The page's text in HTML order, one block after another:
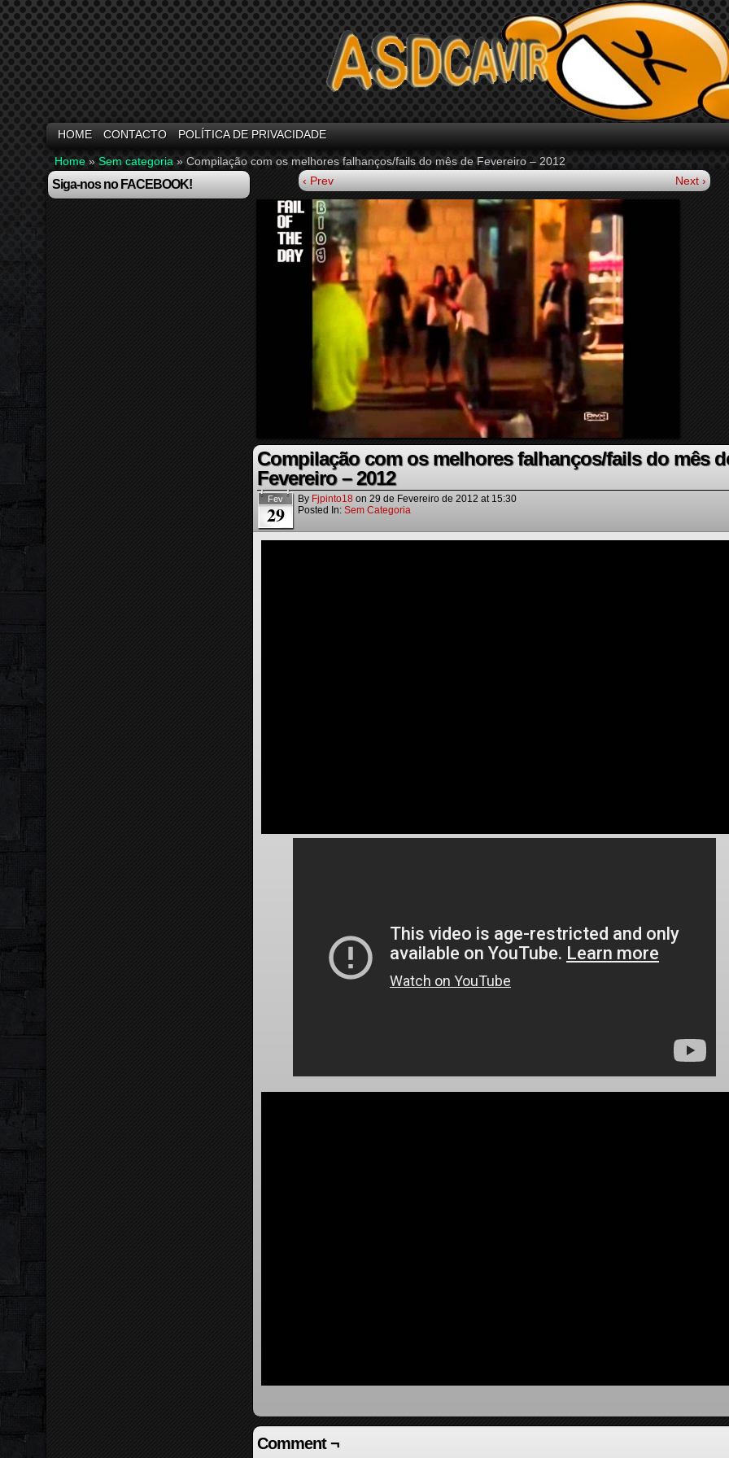
HOME CONTACTO POLÍTICA DE PRIVACIDADE
Home » Sem categoria » Compilação com os melhores falhanços/fails do mês de Fevereiro – 2012
Siga-nos no FACEBOOK! ‹ Prev Next ›
Compilação com os melhores falhanços/fails do mês
Fevereiro – 2012
Fev
29
By Fjpinto18 on 29 de Fevereiro de 2012 at 15:30
Posted In: Sem Categoria
Comment ¬